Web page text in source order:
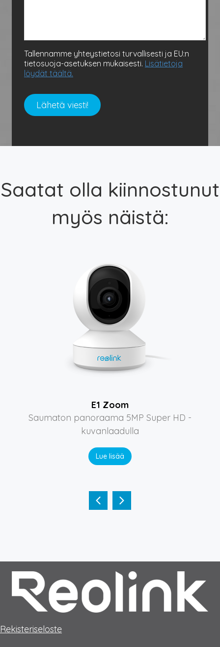
Tallennamme yhteystietosi turvallisesti ja EU:n
tietosuoja-asetuksen mukaisesti. Lisätietoja
löydät täältä.
Saatat olla kiinnostunut
myös näistä:
E1 Zoom
Saumaton panoraama 5MP Super HD -
kuvanlaadulla
Lue lisää
Rekisteriseloste